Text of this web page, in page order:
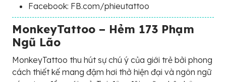
Facebook: FB.com/phieutattoo
MonkeyTattoo – Hẻm 173 Phạm
Ngũ Lão
MonkeyTattoo thu hút sự chú ý của giới trẻ bởi phong
cách thiết kế mang đậm hơi thở hiện đại và ngôn ngữ